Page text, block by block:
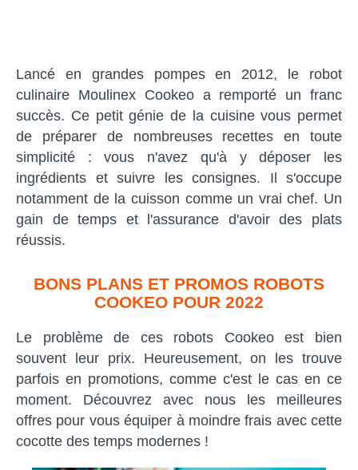
Lancé en grandes pompes en 2012, le robot
culinaire Moulinex Cookeo a remporté un franc
succès. Ce petit génie de la cuisine vous permet
de préparer de nombreuses recettes en toute
simplicité : vous n'avez qu'à y déposer les
ingrédients et suivre les consignes. Il s'occupe
notamment de la cuisson comme un vrai chef. Un
gain de temps et l'assurance d'avoir des plats
réussis.
BONS PLANS ET PROMOS ROBOTS
COOKEO POUR 2022
Le problème de ces robots Cookeo est bien
souvent leur prix. Heureusement, on les trouve
parfois en promotions, comme c'est le cas en ce
moment. Découvrez avec nous les meilleures
offres pour vous équiper à moindre frais avec cette
cocotte des temps modernes !